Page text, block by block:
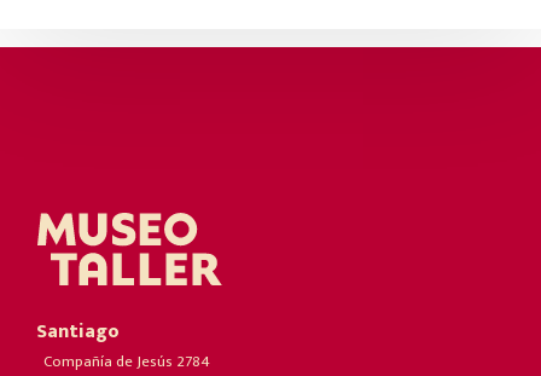
Santiago
Compañía de Jesús 2784